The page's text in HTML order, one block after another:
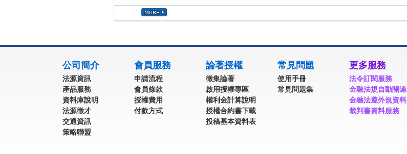
公司簡介
法源資訊
產品服務
資料庫說明
法源徵才
交通資訊
策略聯盟
會員服務
申請流程
會員條款
授權費用
付款方式
論著授權
徵集論著
啟用授權專區
權利金計算說明
授權合約書下載
投稿基本資料表
常見問題
使用手冊
常見問題集
更多服務
法令訂閱服務
金融法規自動關
金融法遵外規資
裁判書資料服務